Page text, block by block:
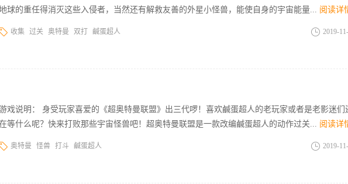
球的重任得消灭这些入侵者，当然还有解救友善的外星小怪兽，能使自身的宇宙能量... 阅读详
收集 过关 奥特曼 双打 鹹蛋超人 2019-
戏说明： 身受玩家喜爱的《超奥特曼联盟》出三代啰！喜欢鹹蛋超人的老玩家或者是老影迷们
等什么呢？快来打败那些宇宙怪兽吧！超奥特曼联盟是一款改编鹹蛋超人的动作过关... 阅读详
奥特曼 怪兽 打斗 鹹蛋超人 2019-